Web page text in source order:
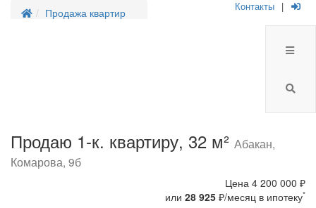
Продажа квартир Контакты |
Продаю 1-к. квартиру, 32 м² Абакан,
Комарова, 9б
Цена 4 200 000 ₽
или 28 925 ₽/месяц в ипотеку*